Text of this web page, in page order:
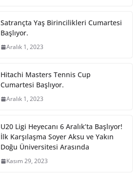
Satrançta Yaş Birincilikleri Cumartesi
Başlıyor.
Aralık 1, 2023
Hitachi Masters Tennis Cup
Cumartesi Başlıyor.
Aralık 1, 2023
U20 Ligi Heyecanı 6 Aralık’ta Başlıyor!
İlk Karşılaşma Soyer Aksu ve Yakın
Doğu Üniversitesi Arasında
Kasım 29, 2023